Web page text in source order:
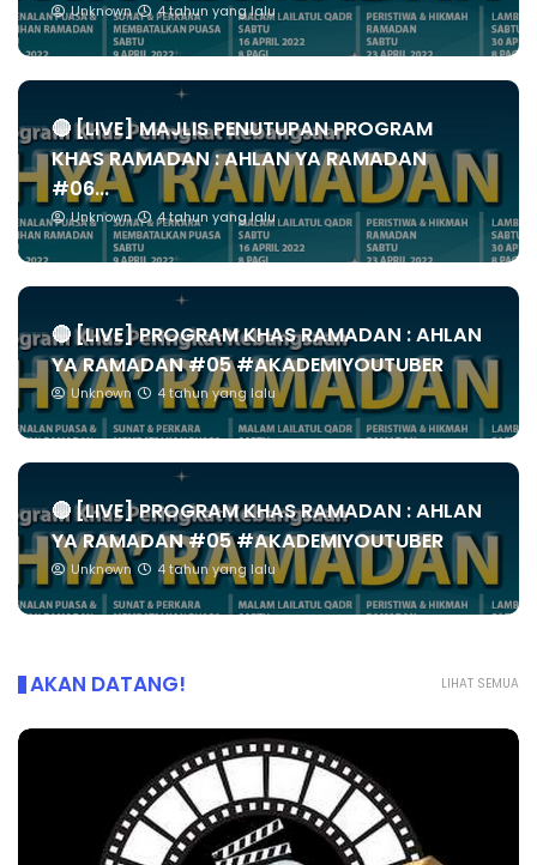
Unknown 4 tahun yang lalu
🔴 [LIVE] MAJLIS PENUTUPAN PROGRAM
KHAS RAMADAN : AHLAN YA RAMADAN
#06...
Unknown 4 tahun yang lalu
🔴 [LIVE] PROGRAM KHAS RAMADAN : AHLAN
YA RAMADAN #05 #AKADEMIYOUTUBER
Unknown 4 tahun yang lalu
🔴 [LIVE] PROGRAM KHAS RAMADAN : AHLAN
YA RAMADAN #05 #AKADEMIYOUTUBER
Unknown 4 tahun yang lalu
LIHAT SEMUA
AKAN DATANG!